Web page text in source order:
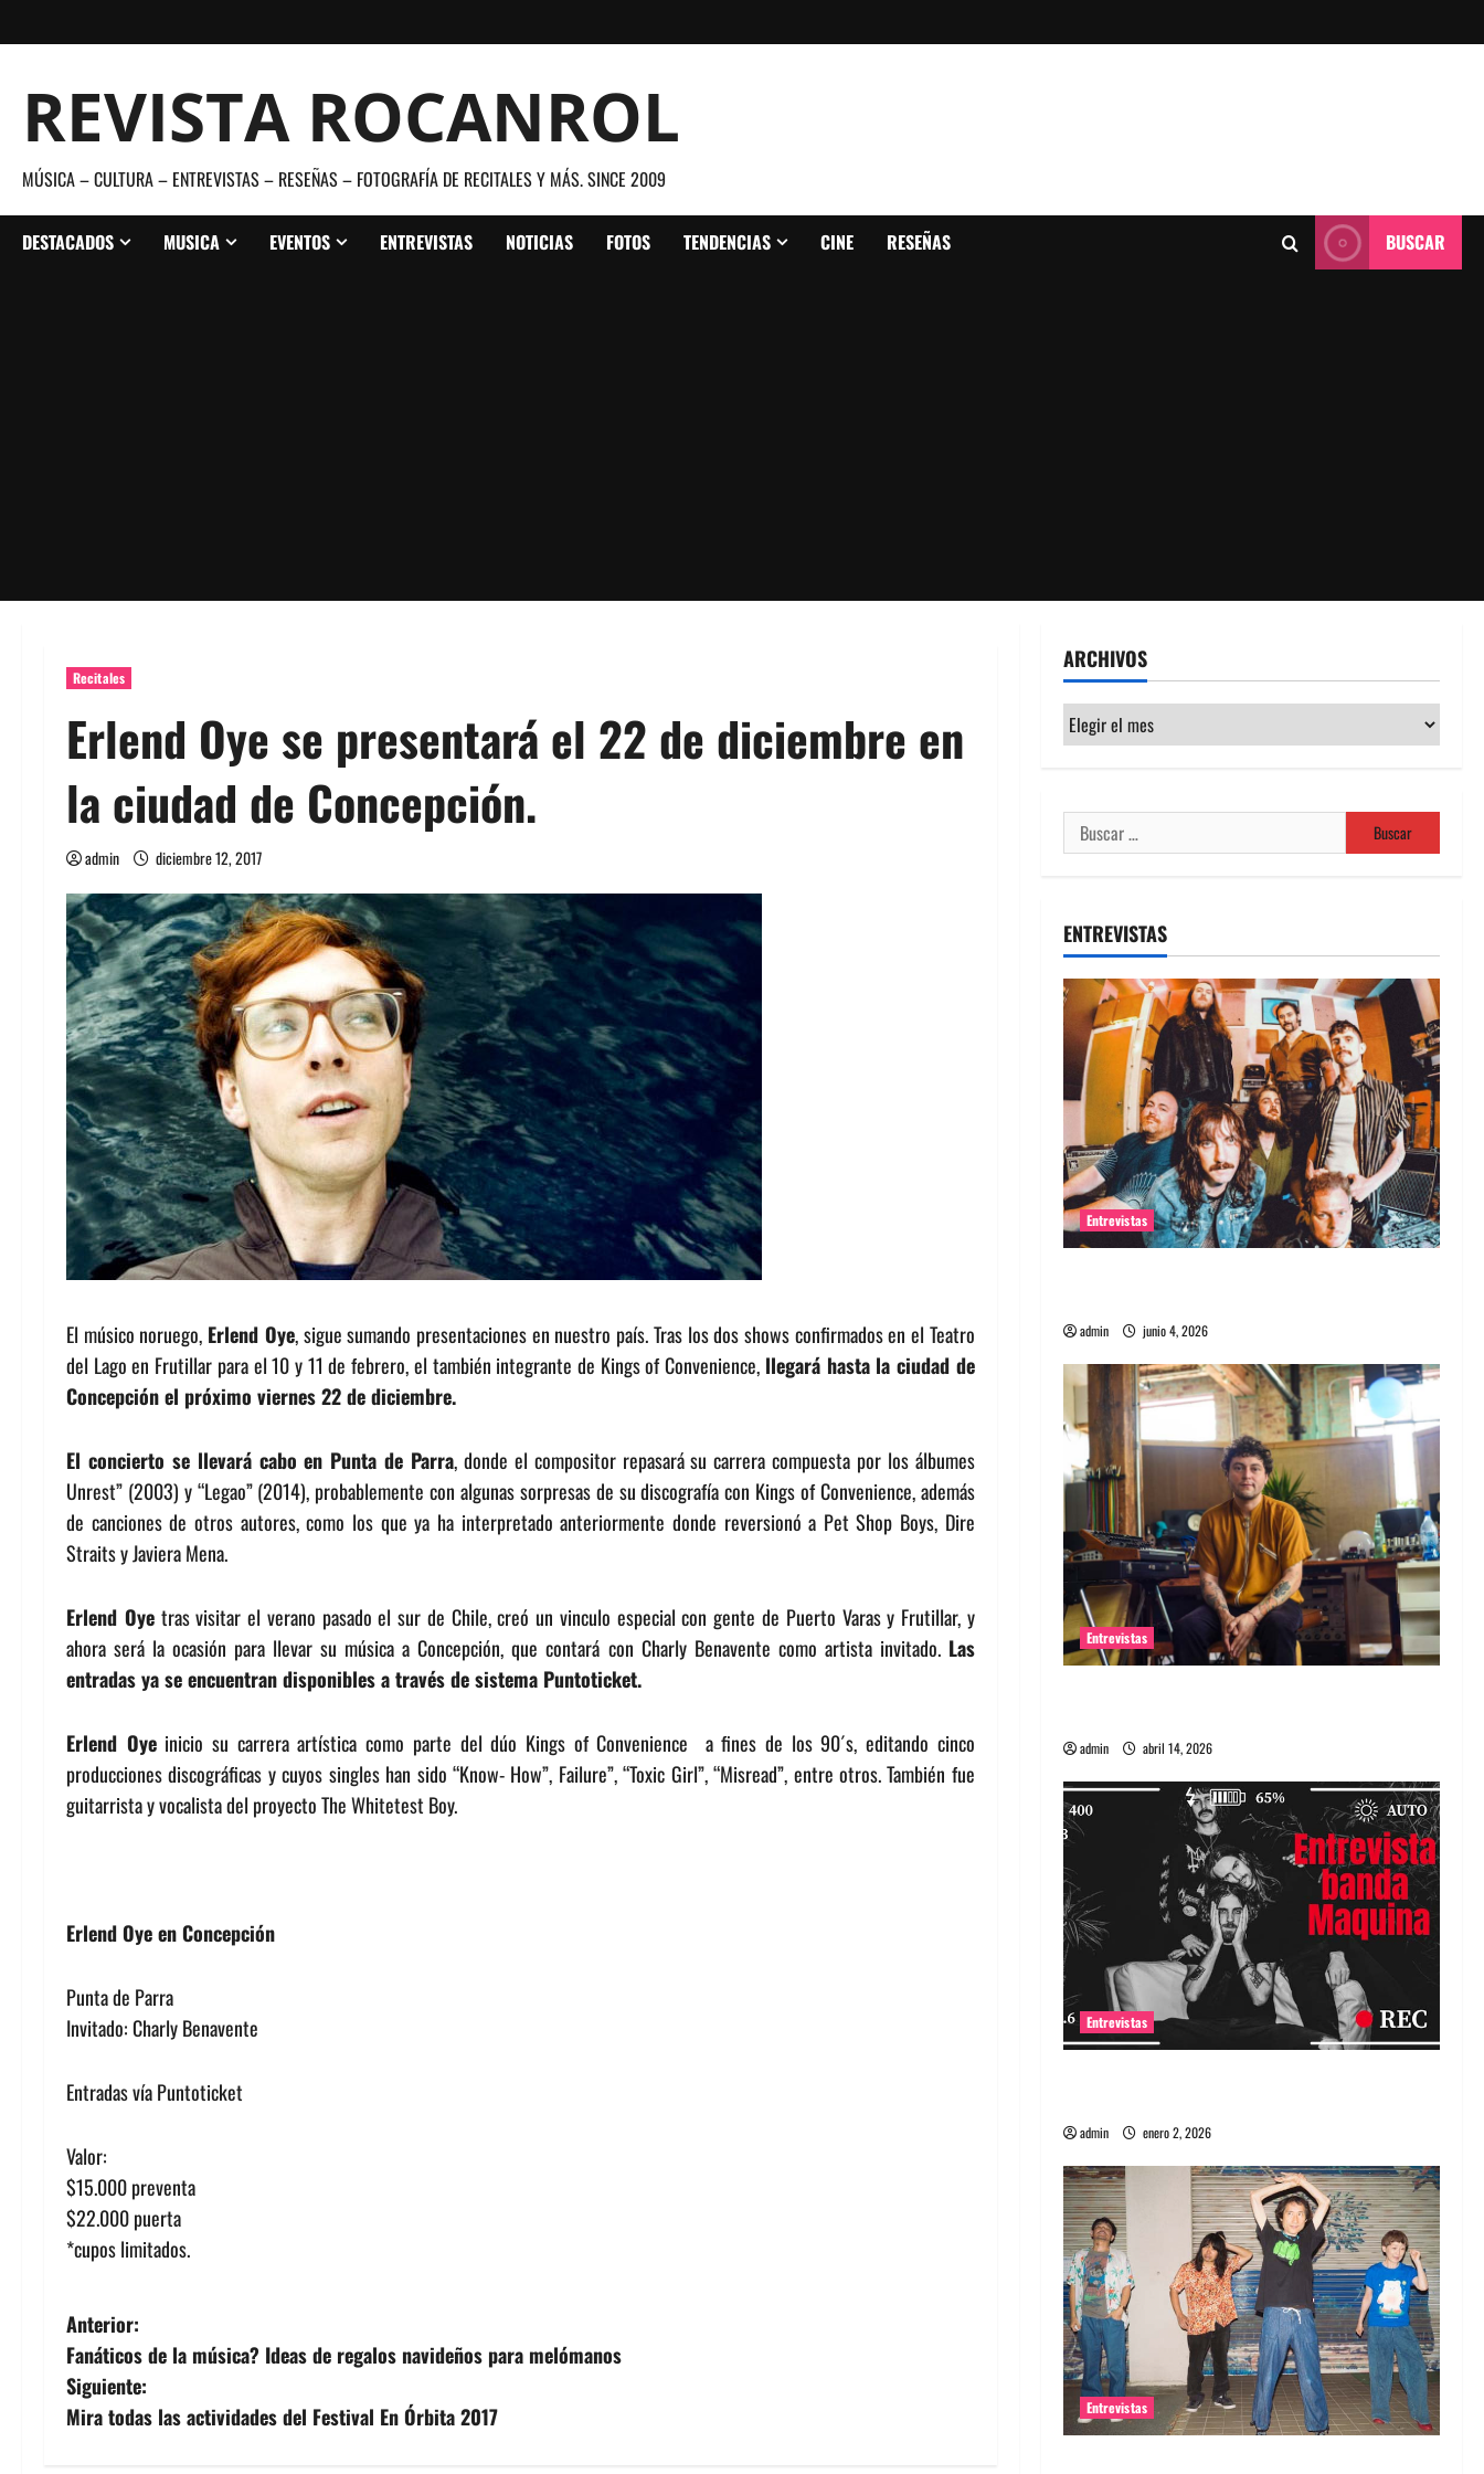
al
REVISTA ROCANROL
MÚSICA – CULTURA – ENTREVISTAS – RESEÑAS – FOTOGRAFÍA DE RECITALES Y MÁS. SINCE 2009
DESTACADOS MUSICA EVENTOS ENTREVISTAS NOTICIAS FOTOS TENDENCIAS CINE RESEÑAS BUSCAR
Recitales
Erlend Oye se presentará el 22 de diciembre en
la ciudad de Concepción.
admin diciembre 12, 2017
El músico noruego, Erlend Oye, sigue sumando presentaciones en nuestro país. Tras los dos shows confirmados en el Teatro
del Lago en Frutillar para el 10 y 11 de febrero, el también integrante de Kings of Convenience, llegará hasta la ciudad de
Concepción el próximo viernes 22 de diciembre.
El concierto se llevará cabo en Punta de Parra, donde el compositor repasará su carrera compuesta por los álbumes
Unrest” (2003) y “Legao” (2014), probablemente con algunas sorpresas de su discografía con Kings of Convenience, además
de canciones de otros autores, como los que ya ha interpretado anteriormente donde reversionó a Pet Shop Boys, Dire
Straits y Javiera Mena.
Erlend Oyetras visitar el verano pasado el sur de Chile, creó un vinculo especial con gente de Puerto Varas y Frutillar, y
ahora será la ocasión para llevar su música a Concepción, que contará con Charly Benavente como artista invitado. Las
entradas ya se encuentran disponibles a través de sistema Puntoticket.
Erlend Oyeinicio su carrera artística como parte del dúo Kings of Convenience a fines de los 90´s, editando cinco
producciones discográficas y cuyos singles han sido “Know- How”, Failure”, “Toxic Girl”, “Misread”, entre otros. También fue
guitarrista y vocalista del proyecto The Whitetest Boy.
Erlend Oye en Concepción
Punta de Parra
Invitado: Charly Benavente
Entradas vía Puntoticket
Valor:
$15.000 preventa
$22.000 puerta
*cupos limitados.
N
a
v
Anterior:
Fanáticos de la música? Ideas de regalos navideños para melómanos
Siguiente:
Mira todas las actividades del Festival En Órbita 2017
ARCHIVOS
Archivos
Buscar:
ENTREVISTAS
Entrevistas
admin junio 4, 2026
Entrevistas
admin abril 14, 2026
Entrevistas
admin enero 2, 2026
Entrevistas